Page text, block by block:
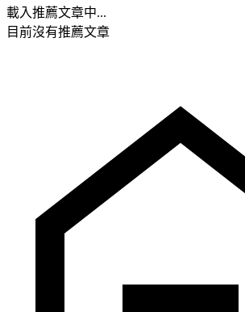
載入推薦文章中...
目前沒有推薦文章